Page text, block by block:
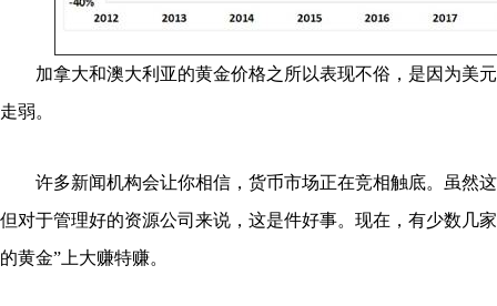
加拿大和澳大利亚的黄金价格之所以表现不俗，是因为美
走弱。
许多新闻机构会让你相信，货币市场正在竞相触底。虽然
但对于管理好的资源公司来说，这是件好事。现在，有少数几
的黄金”上大赚特赚。